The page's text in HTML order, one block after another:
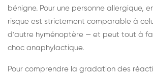
bénigne. Pour une personne allergique,
risque est strictement comparable à
d'autre hyménoptère — et peut tout à
choc anaphylactique.
Pour comprendre la gradation des